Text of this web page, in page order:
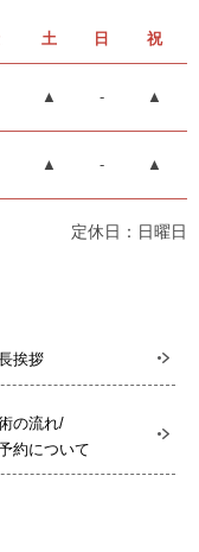
挨拶
の流れ/
約について
土 日 祝
▲ - ▲
▲ - ▲
定休日：日曜日